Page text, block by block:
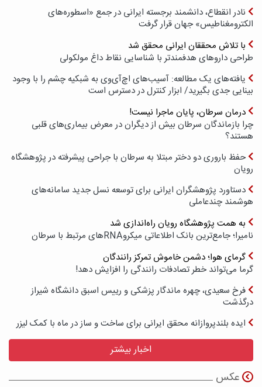
نادر انقطاع، دانشمند برجسته ایرانی در جمع «اسطوره‌های
الکترومغناطیس» جهان قرار گرفت
با تلاش محققان ایرانی محقق شد
طراحی داروهای هدفمندتر با شناسایی نقاط داغ مولکولی
یافته‌های یک مطالعه: آسیب‌های اچ‌آی‌وی به شبکیه چشم را با وجود
بینایی جدی بگیرید/ ابزار کنترل در دسترس است
درمان سرطان، پایان ماجرا نیست!
چرا بازماندگان سرطان بیش از دیگران در معرض بیماری‌های قلبی
هستند؟
حفظ باروری دو دختر مبتلا به سرطان با جراحی پیشرفته در پژوهشگاه
رویان
دستاورد پژوهشگران ایرانی برای توسعه نسل جدید سامانه‌های
هوشمند چندعاملی
به همت پژوهشگاه رویان راه‌اندازی شد
نامیرا؛ جامع‌ترین بانک اطلاعاتی میکروRNAهای مرتبط با سرطان
گرمای هوا؛ دشمن خاموش تمرکز رانندگان
گرما می‌تواند خطر تصادفات رانندگی را افزایش دهد!
فرخ سعیدی، چهره ماندگار پزشکی و رییس اسبق دانشگاه شیراز
درگذشت
ایده بلندپروازانه محقق ایرانی برای ساخت و ساز در ماه با کمک لیزر
اخبار بیشتر
عکس